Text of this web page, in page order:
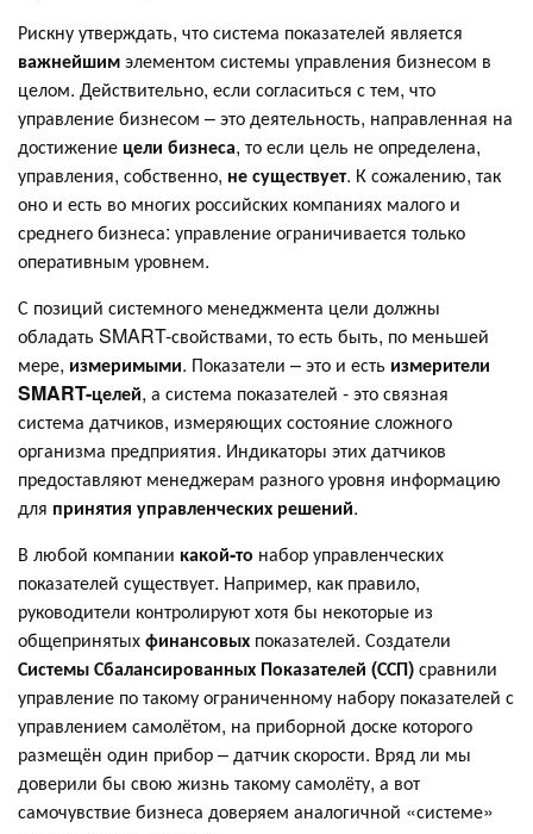
Рискну утверждать, что система показателей является
важнейшимэлементом системы управления бизнесом в
целом. Действительно, если согласиться с тем, что
управление бизнесом – это деятельность, направленная на
достижение цели бизнеса, то если цель не определена,
управления, собственно, не существует. К сожалению, так
оно и есть во многих российских компаниях малого и
среднего бизнеса: управление ограничивается только
оперативным уровнем.
С позиций системного менеджмента цели должны
обладать SMART-свойствами, то есть быть, по меньшей
мере, измеримыми. Показатели – это и есть измерители
SMART-целей, а система показателей - это связная
система датчиков, измеряющих состояние сложного
организма предприятия. Индикаторы этих датчиков
предоставляют менеджерам разного уровня информацию
для принятия управленческих решений.
В любой компании какой-то набор управленческих
показателей существует. Например, как правило,
руководители контролируют хотя бы некоторые из
общепринятыхфинансовых показателей. Создатели
Системы Сбалансированных Показателей (ССП)сравнили
управление по такому ограниченному набору показателей с
управлением самолётом, на приборной доске которого
размещён один прибор – датчик скорости. Вряд ли мы
доверили бы свою жизнь такому самолёту, а вот
самочувствие бизнеса доверяем аналогичной «системе»